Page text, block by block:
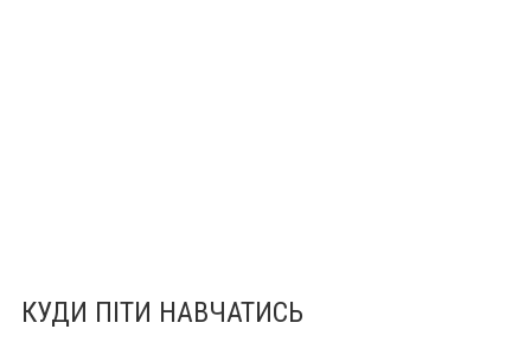
КУДИ ПІТИ НАВЧАТИСЬ